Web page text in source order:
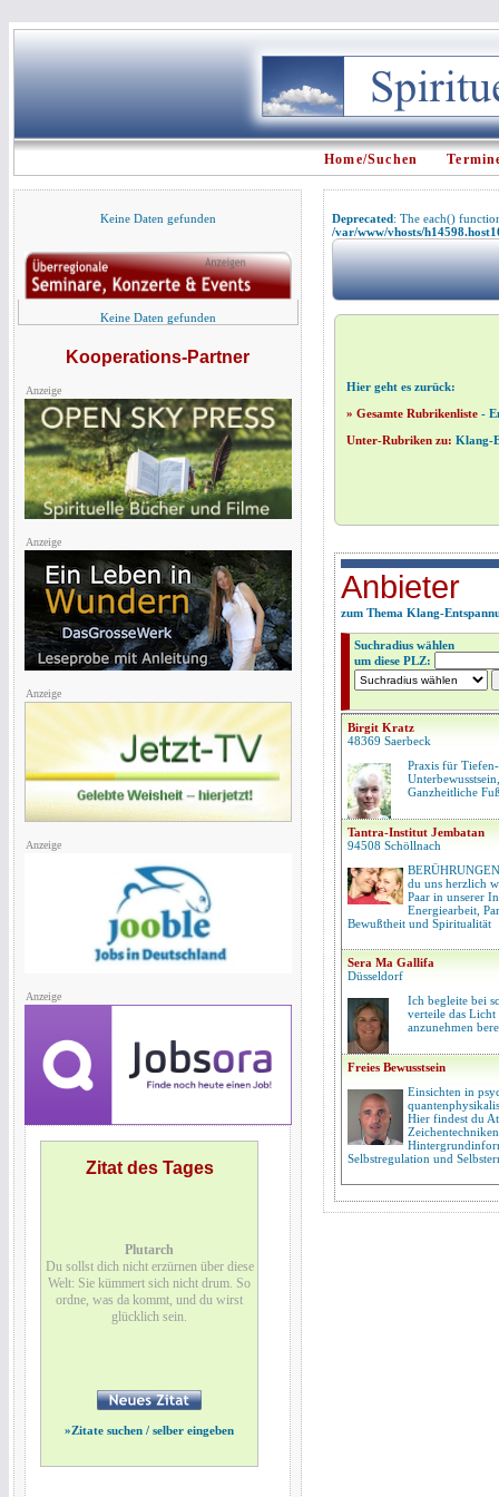
Home/Suchen
Keine Daten gefunden
Keine Daten gefunden
Kooperations-Partner
Anzeige
Anzeige
Anzeige
Anzeige
Anzeige
Zitat des Tages
Plutarch
Du sollst dich nicht erzürnen über diese
Welt: Sie kümmert sich nicht drum. So
ordne, was da kommt, und du wirst
glücklich sein.
»Zitate suchen / selber eingeben
Deprecated: The each()
/var/www/vhosts/
Hier geht es zurück:
» Gesamte Rubrikenliste -
Unter-Rubriken zu: Klang-
Anbieter
zum Thema Klang-
Suchradius wählen
um diese PLZ:
Birgit Kratz
48369 Saerbeck
Praxis für
Ganzheitliche
Tantra-Institut Jembatan
94508 Schöllnach
du uns herzlich
Paar in unserer
Energiearbeit,
Bewußtheit und Spiritualität
Sera Ma Gallifa
Düsseldorf
Ich begleite bei
verteile das Licht
anzunehmen
Freies Bewusstsein
Einsichten in
Hier findest du
Selbstregulation und